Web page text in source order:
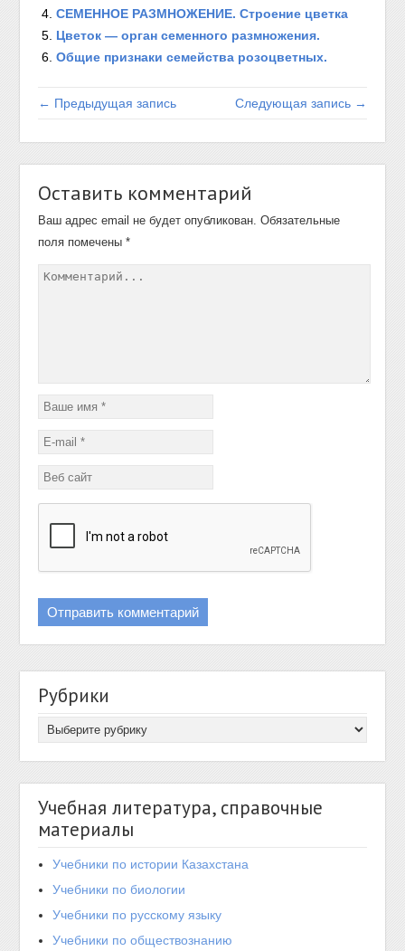
СЕМЕННОЕ РАЗМНОЖЕНИЕ. Строение цветка
Цветок — орган семенного размножения.
Общие признаки семейства розоцветных.
← Предыдущая запись Следующая запись →
Оставить комментарий
Ваш адрес email не будет опубликован. Обязательные
поля помечены*
Рубрики
Учебная литература, справочные
материалы
Учебники по истории Казахстана
Учебники по биологии
Учебники по русскому языку
Учебники по обществознанию